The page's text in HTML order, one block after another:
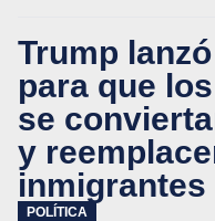
Trump
para que
se
y
inmigrantes
POLÍTICA